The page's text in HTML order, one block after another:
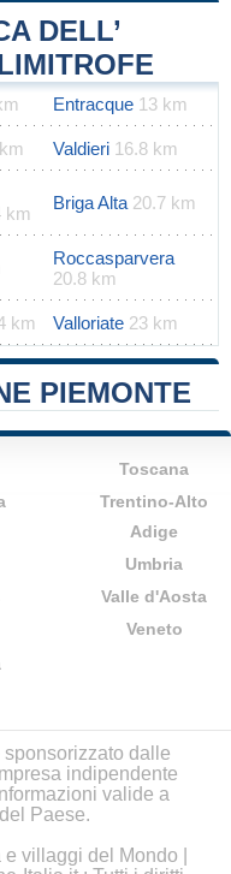
DELL’
Entracque 13 km
Valdieri 16.8 km
km
Briga Alta 20.7 km
Roccasparvera
20.8 km
km Valloriate 23 km
PIEMONTE
Toscana
Trentino-Alto
Adige
Umbria
Valle d'Aosta
Veneto
sponsorizzato dalle
indipendente
valide a
Paese.
e villaggi del Mondo